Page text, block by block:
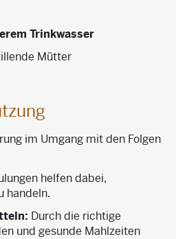
Trinkwasser
Mütter
im Umgang mit den Folgen
helfen dabei,
handeln.
Durch die richtige
und gesunde Mahlzeiten